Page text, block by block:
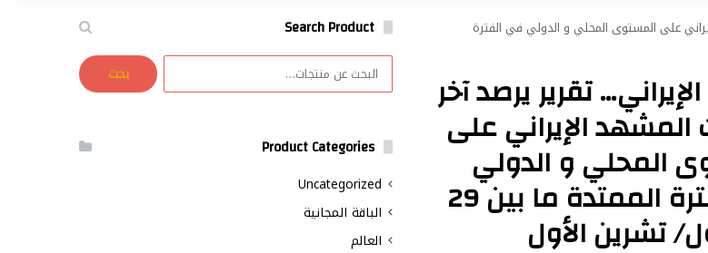
على المستوى المحلي و الدولي في الفترة
تقرير يرصد آخر
الإيراني على
المحلي و الدولي
في الفترة الممتدة ما بين 29
Search Product
البحث
بحث
Product Categories
Uncategorized
الباقة المجانية
العالم